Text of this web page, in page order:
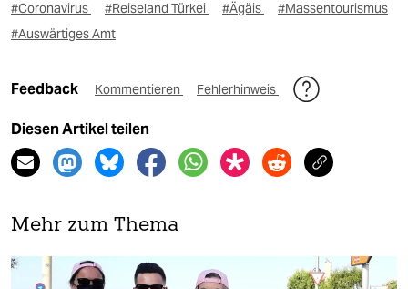
#Coronavirus #Reiseland Türkei #Ägäis
#Massentourismus
#Auswärtiges Amt
Feedback Kommentieren Fehlerhinweis
Diesen Artikel teilen
Mehr zum Thema